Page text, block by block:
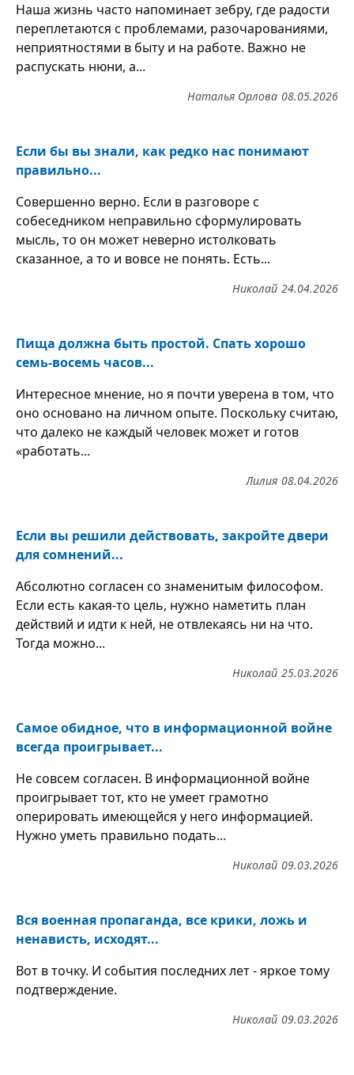
Наша жизнь часто напоминает зебру, где радости
переплетаются с проблемами, разочарованиями,
неприятностями в быту и на работе. Важно не
распускать нюни, а...
08.05.2026
Наталья Орлова
Если бы вы знали, как редко нас понимают
правильно...
Совершенно верно. Если в разговоре с
собеседником неправильно сформулировать
мысль, то он может неверно истолковать
сказанное, а то и вовсе не понять. Есть...
24.04.2026
Николай
Пища должна быть простой. Спать хорошо
семь-восемь часов...
Интересное мнение, но я почти уверена в том, что
оно основано на личном опыте. Поскольку считаю,
что далеко не каждый человек может и готов
«работать...
08.04.2026
Лилия
Если вы решили действовать, закройте двери
для сомнений...
Абсолютно согласен со знаменитым философом.
Если есть какая-то цель, нужно наметить план
действий и идти к ней, не отвлекаясь ни на что.
Тогда можно...
25.03.2026
Николай
Самое обидное, что в информационной войне
всегда проигрывает...
Не совсем согласен. В информационной войне
проигрывает тот, кто не умеет грамотно
оперировать имеющейся у него информацией.
Нужно уметь правильно подать...
09.03.2026
Николай
Вся военная пропаганда, все крики, ложь и
ненависть, исходят...
Вот в точку. И события последних лет - яркое тому
подтверждение.
09.03.2026
Николай